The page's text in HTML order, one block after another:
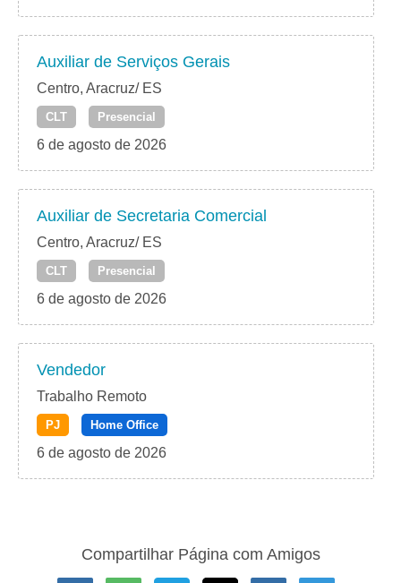
Auxiliar de Serviços Gerais
Centro, Aracruz/ ES
CLT Presencial
6 de agosto de 2026
Auxiliar de Secretaria Comercial
Centro, Aracruz/ ES
CLT Presencial
6 de agosto de 2026
Vendedor
Trabalho Remoto
PJ Home Office
6 de agosto de 2026
Compartilhar Página com Amigos